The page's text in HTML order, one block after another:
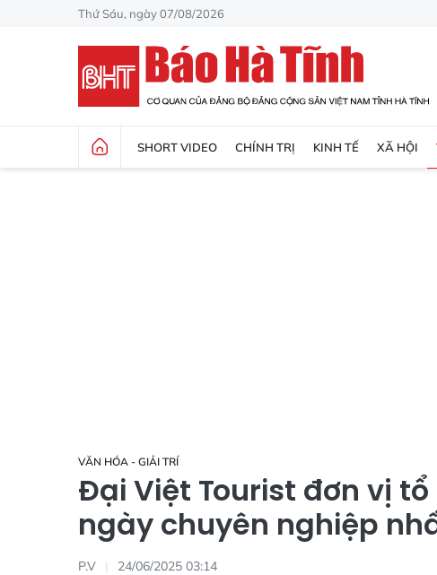
Thứ Sáu, ngày 07/08/2026
SHORT VIDEO CHÍNH TRỊ KINH TẾ XÃ HỘI
VĂN HÓA - GIẢI TRÍ
Đại Việt Tourist đơn vị
ngày chuyên nghiệp
P.V 24/06/2025 03:14